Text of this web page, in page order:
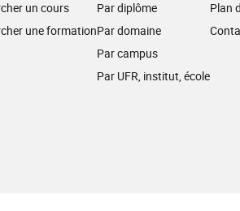
un cours
une formation
Par diplôme
Par domaine
Par campus
Par UFR, institut, école
Plan